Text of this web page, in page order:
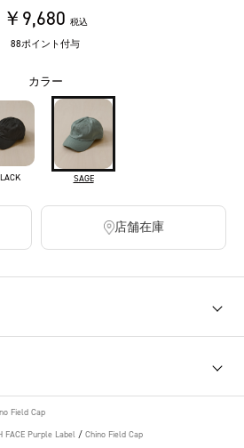
￥9,680 税込
88ポイント付与
カラー
SAGE
店舗在庫
Field Cap
FACE Purple Label / Chino Field Cap